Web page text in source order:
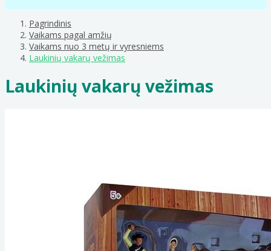
Pagrindinis
Vaikams pagal amžių
Vaikams nuo 3 metų ir vyresniems
Laukinių vakarų vežimas
Laukinių vakarų vežimas